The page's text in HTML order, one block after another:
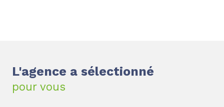
L'agence a sélectionné
pour vous